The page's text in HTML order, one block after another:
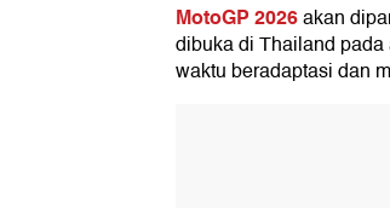
MotoGP 2026akan
dibuka di Thailand
waktu beradaptasi dan